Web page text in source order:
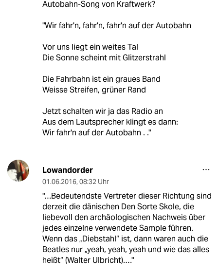
Autobahn-Song von Kraftwerk?
"Wir fahr'n, fahr'n, fahr'n auf der Autobahn
Vor uns liegt ein weites Tal
Die Sonne scheint mit Glitzerstrahl
Die Fahrbahn ist ein graues Band
Weisse Streifen, grüner Rand
Jetzt schalten wir ja das Radio an
Aus dem Lautsprecher klingt es dann:
Wir fahr'n auf der Autobahn . ."
Lowandorder
01.06.2016, 08:32 Uhr
"…Bedeutendste Vertreter dieser Richtung sind
derzeit die dänischen Den Sorte Skole, die
liebevoll den archäologischen Nachweis über
jedes einzelne verwendete Sample führen.
Wenn das „Diebstahl“ ist, dann waren auch die
Beatles nur „yeah, yeah, yeah und wie das alles
heißt“ (Walter Ulbricht).…"